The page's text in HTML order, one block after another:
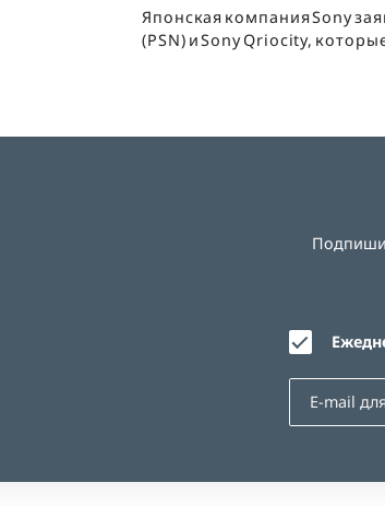
Японская компания Sony
(PSN) и Sony Qriocity,